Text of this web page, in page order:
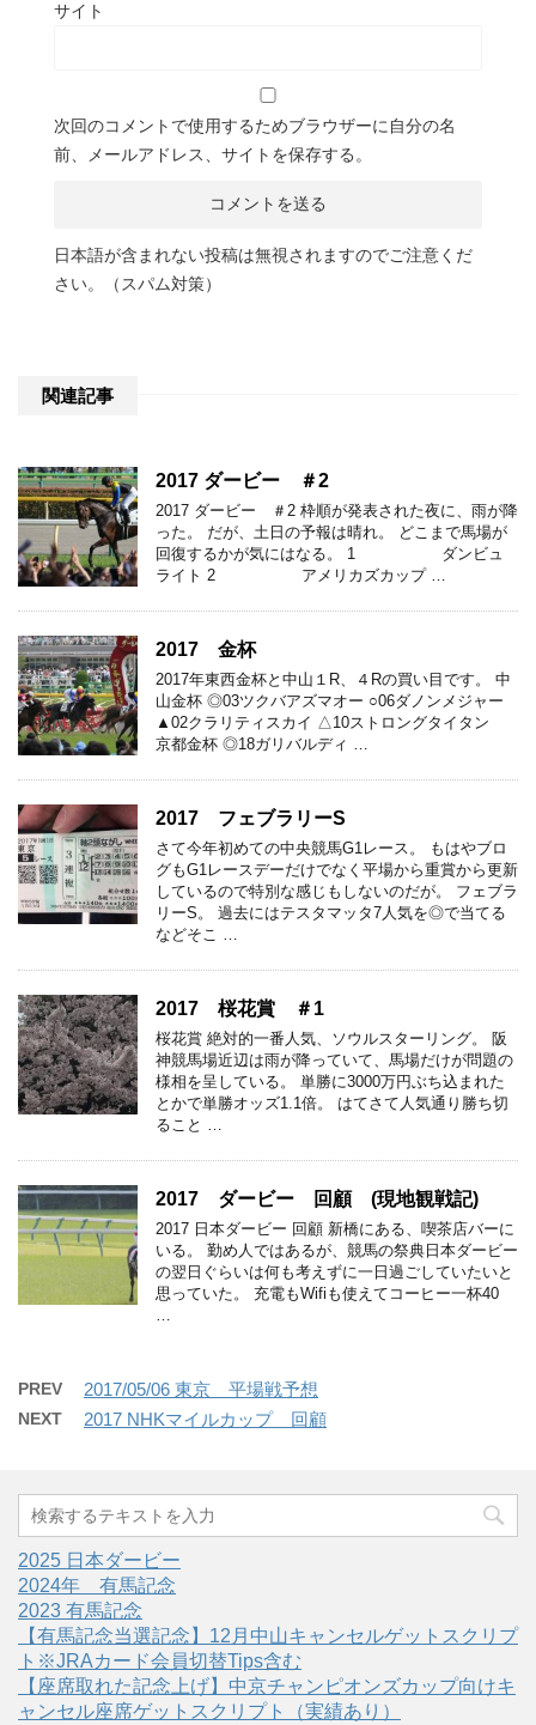
サイト
次回のコメントで使用するためブラウザーに自分の名
前、メールアドレス、サイトを保存する。
日本語が含まれない投稿は無視されますのでご注意くだ
さい。（スパム対策）
関連記事
2017 ダービー ＃2
2017 ダービー ＃2 枠順が発表された夜に、雨が降
った。 だが、土日の予報は晴れ。 どこまで馬場が
回復するかが気にはなる。 1 ダンビュ
ライト 2 アメリカズカップ …
2017 金杯
2017年東西金杯と中山１R、４Rの買い目です。 中
山金杯 ◎03ツクバアズマオー ○06ダノンメジャー
▲02クラリティスカイ △10ストロングタイタン
京都金杯 ◎18ガリバルディ …
2017 フェブラリーS
さて今年初めての中央競馬G1レース。 もはやブロ
グもG1レースデーだけでなく平場から重賞から更新
しているので特別な感じもしないのだが。 フェブラ
リーS。 過去にはテスタマッタ7人気を◎で当てる
などそこ …
2017 桜花賞 ＃1
桜花賞 絶対的一番人気、ソウルスターリング。 阪
神競馬場近辺は雨が降っていて、馬場だけが問題の
様相を呈している。 単勝に3000万円ぶち込まれた
とかで単勝オッズ1.1倍。 はてさて人気通り勝ち切
ること …
2017 ダービー 回顧 (現地観戦記)
2017 日本ダービー 回顧 新橋にある、喫茶店バーに
いる。 勤め人ではあるが、競馬の祭典日本ダービー
の翌日ぐらいは何も考えずに一日過ごしていたいと
思っていた。 充電もWifiも使えてコーヒー一杯40
…
PREV 2017/05/06 東京 平場戦予想
NEXT 2017 NHKマイルカップ 回顧
2025 日本ダービー
2024年 有馬記念
2023 有馬記念
【有馬記念当選記念】12月中山キャンセルゲットスクリプ
ト※JRAカード会員切替Tips含む
【座席取れた記念上げ】中京チャンピオンズカップ向けキ
ャンセル座席ゲットスクリプト（実績あり）